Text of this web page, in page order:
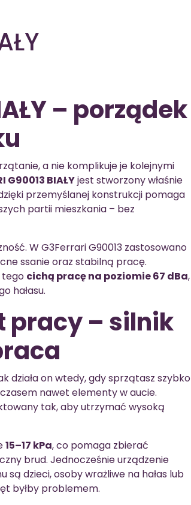
– porządek
a nie komplikuje je kolejnymi
G90013 BIAŁYjest stworzony właśnie
przemyślanej konstrukcji pomaga
partii mieszkania – bez
W G3Ferrari G90013 zastosowano
ssanie oraz stabilną pracę.
tego cichą pracę na poziomie 67 dBa,
hałasu.
pracy – silnik
działa on wtedy, gdy sprzątasz szybko
nawet elementy w aucie.
tak, aby utrzymać wysoką
15–17 kPa, co pomaga zbierać
brud. Jednocześnie urządzenie
są dzieci, osoby wrażliwe na hałas lub
byłby problemem.